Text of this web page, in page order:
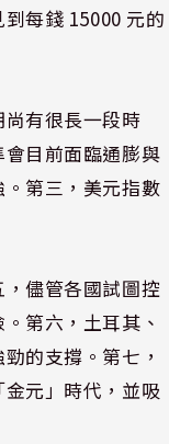
每錢 15000 元的
有很長一段時
目前面臨通膨與
第三，美元指數
儘管各國試圖控
第六，土耳其、
的支撐。第七，
元」時代，並吸